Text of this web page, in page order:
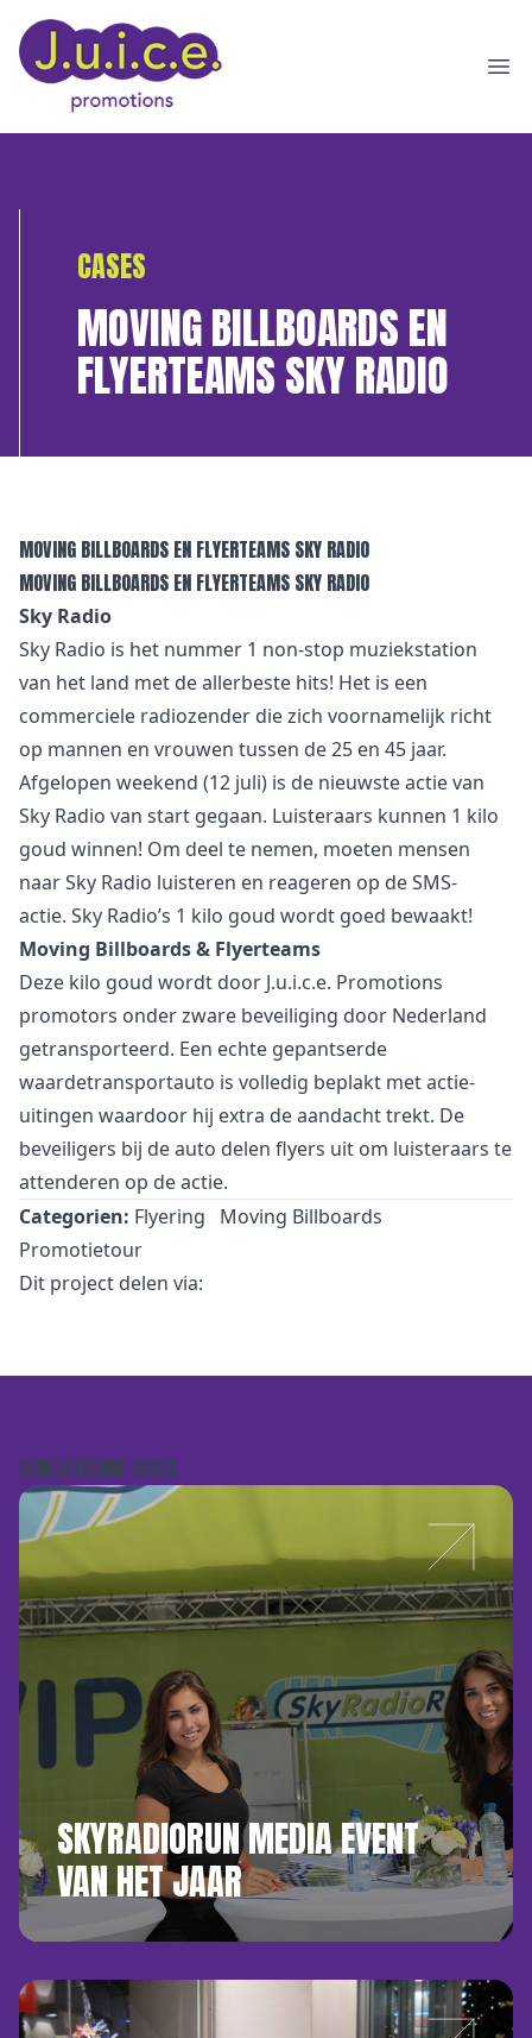
CASES
MOVING BILLBOARDS EN
FLYERTEAMS SKY RADIO
MOVING BILLBOARDS EN FLYERTEAMS SKY RADIO
MOVING BILLBOARDS EN FLYERTEAMS SKY RADIO
Sky Radio
Sky Radio is het nummer 1 non-stop muziekstation
van het land met de allerbeste hits! Het is een
commerciele radiozender die zich voornamelijk richt
op mannen en vrouwen tussen de 25 en 45 jaar.
Afgelopen weekend (12 juli) is de nieuwste actie van
Sky Radio van start gegaan. Luisteraars kunnen 1 kilo
goud winnen! Om deel te nemen, moeten mensen
naar Sky Radio luisteren en reageren op de SMS-
actie. Sky Radio’s 1 kilo goud wordt goed bewaakt!
Moving Billboards & Flyerteams
Deze kilo goud wordt door J.u.i.c.e. Promotions
promotors onder zware beveiliging door Nederland
getransporteerd. Een echte gepantserde
waardetransportauto is volledig beplakt met actie-
uitingen waardoor hij extra de aandacht trekt. De
beveiligers bij de auto delen flyers uit om luisteraars te
attenderen op de actie.
Categorien: Flyering
Moving Billboards
Promotietour
Dit project delen via:
GERELATEERDE CASES
SKYRADIORUN MEDIA EVENT
VAN HET JAAR